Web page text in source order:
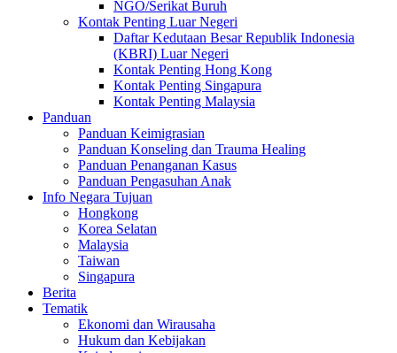
NGO/Serikat Buruh
Kontak Penting Luar Negeri
Daftar Kedutaan Besar Republik Indonesia
(KBRI) Luar Negeri
Kontak Penting Hong Kong
Kontak Penting Singapura
Kontak Penting Malaysia
Panduan
Panduan Keimigrasian
Panduan Konseling dan Trauma Healing
Panduan Penanganan Kasus
Panduan Pengasuhan Anak
Info Negara Tujuan
Hongkong
Korea Selatan
Malaysia
Taiwan
Singapura
Berita
Tematik
Ekonomi dan Wirausaha
Hukum dan Kebijakan